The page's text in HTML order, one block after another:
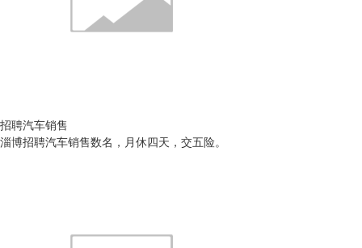
招聘汽车销售
淄博招聘汽车销售数名，月休四天，交五险。